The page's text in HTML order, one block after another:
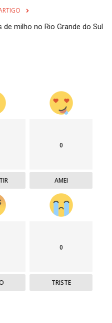
milho no Rio Grande do Sul
0
AMEI
0
TRISTE